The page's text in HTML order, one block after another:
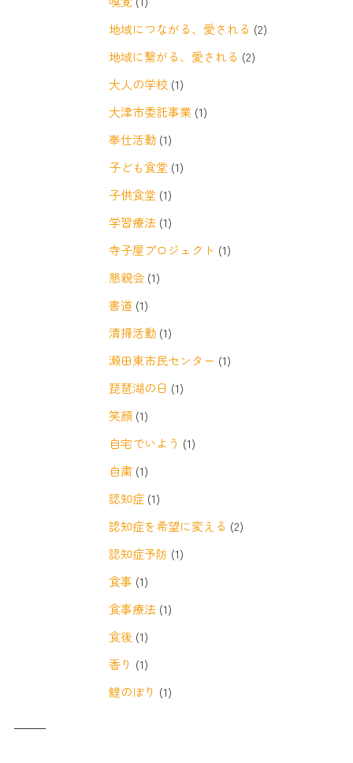
地域につながる、愛される (2)
地域に繋がる、愛される (2)
大人の学校 (1)
大津市委託事業 (1)
奉仕活動 (1)
子ども食堂 (1)
子供食堂 (1)
学習療法 (1)
寺子屋プロジェクト (1)
懇親会 (1)
書道 (1)
清掃活動 (1)
瀬田東市民センター (1)
琵琶湖の日 (1)
笑顔 (1)
自宅でいよう (1)
自粛 (1)
認知症 (1)
認知症を希望に変える (2)
認知症予防 (1)
食事 (1)
食事療法 (1)
食後 (1)
香り (1)
鯉のぼり (1)